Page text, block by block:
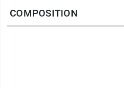
Caractéristiques :
COMPOSITION